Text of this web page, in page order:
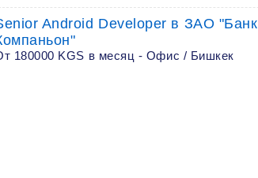
Android Developer в ЗАО "Банк
180000 KGS в месяц - Офис / Бишкек